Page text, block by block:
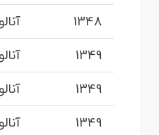
1348
1349
1349
1349